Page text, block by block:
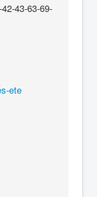
43-63-69-
ete